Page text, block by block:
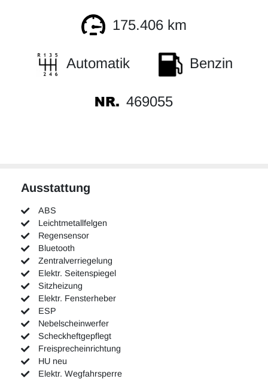
175.406 km
Automatik Benzin
469055
Ausstattung
ABS
Leichtmetallfelgen
Regensensor
Bluetooth
Zentralverriegelung
Elektr. Seitenspiegel
Sitzheizung
Elektr. Fensterheber
ESP
Nebelscheinwerfer
Scheckheftgepflegt
Freisprecheinrichtung
HU neu
Elektr. Wegfahrsperre